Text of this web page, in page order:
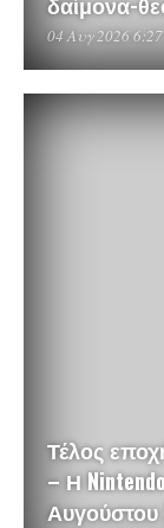
04 Αυγ 2026
Τέλος
– Η
Αυγούστου